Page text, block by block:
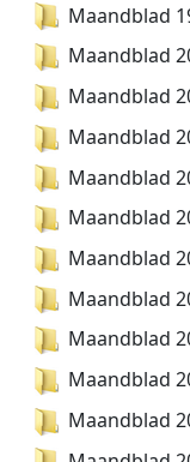
Maandblad
Maandblad
Maandblad
Maandblad
Maandblad
Maandblad
Maandblad
Maandblad
Maandblad
Maandblad
Maandblad